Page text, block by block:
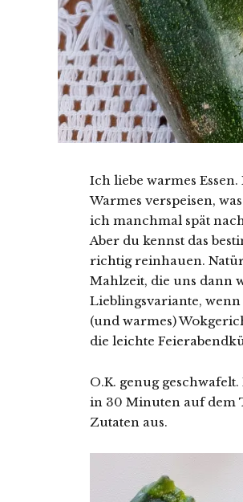
Ich liebe warmes
Warmes verspeisen,
ich manchmal spät
Aber du kennst das
richtig reinhauen.
Mahlzeit, die uns dann
Lieblingsvariante,
(und warmes)
die leichte
O.K. genug
in 30 Minuten auf dem
Zutaten aus.